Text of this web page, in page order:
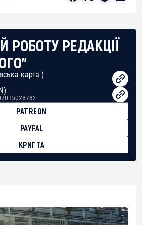
РОБОТУ РЕДАКЦІЇ
карта )
PATREON
PAYPAL
КРИПТА